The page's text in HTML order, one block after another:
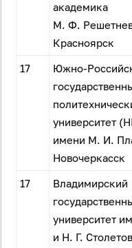
академика
М. Ф.
Красноярск
17
Южно-
университет
имени М. И.
Новочеркасск
17
Владимирский
университет
и Н. Г.